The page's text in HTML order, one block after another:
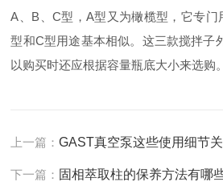
A、B、C型，A型又为橄榄型，它专门
型和C型用途基本相似。这三款搅拌子
以购买时还应根据容量瓶底大小来选购。
上一篇：GAST真空泵这些使用细节
下一篇： 固相萃取柱的保养方法有哪